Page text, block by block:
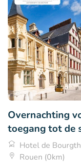
Overnachting
toegang tot de
Hotel de
Rouen (0km)